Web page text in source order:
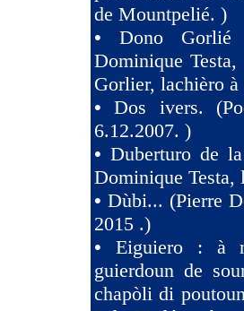
de Mountpelié. )
• Dono Gorlié
Dominique
Gorlier, lachièro
•Dos ivers.
6.12.2007. )
•Duberturo de
Dominique Testa,
•Dùbi... (Pierre
2015 .)
• Eiguiero : à
guierdoun de
chapòli di